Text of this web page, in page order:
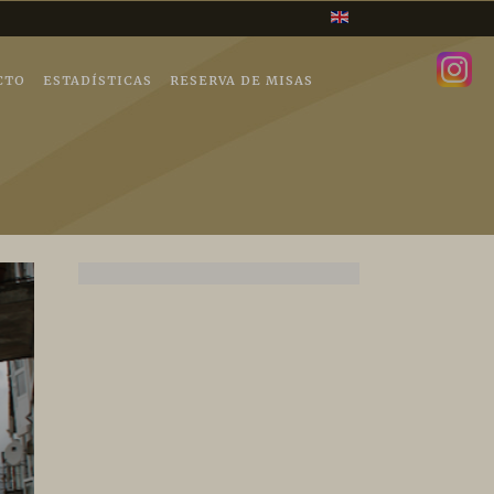
ESTADÍSTICAS RESERVA DE MISAS